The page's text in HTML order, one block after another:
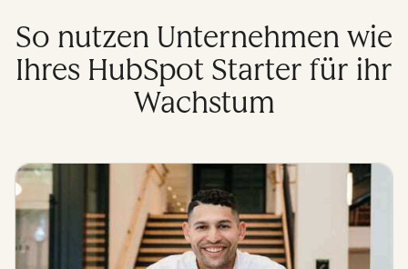
So nutzen Unternehmen wie
Ihres HubSpot Starter für ihr
Wachstum